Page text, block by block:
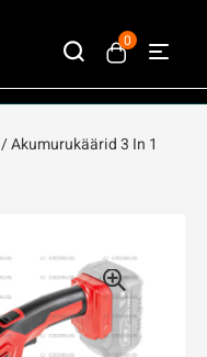
0
/ Akumurukäärid 3 In 1